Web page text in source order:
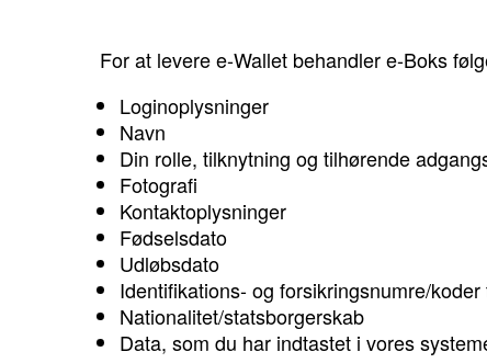
For at levere e-Wallet behandler e-Boks
Loginoplysninger
Navn
Din rolle, tilknytning og tilhørende
Fotografi
Kontaktoplysninger
Fødselsdato
Udløbsdato
Identifikations- og forsikringsnumre/
Nationalitet/statsborgerskab
Data, som du har indtastet i vores